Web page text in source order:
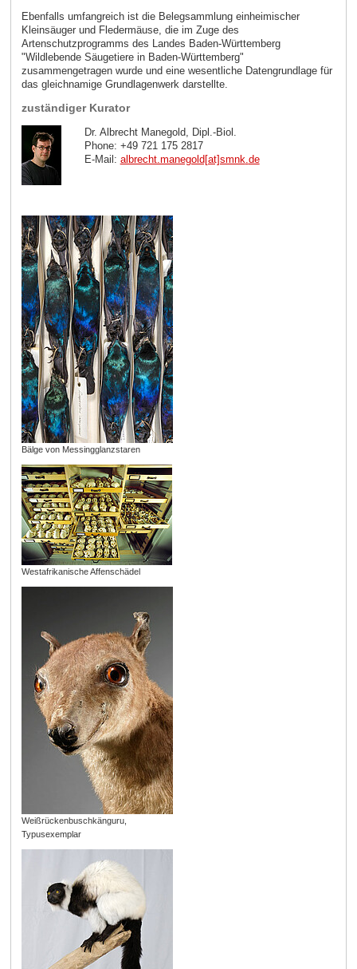
Ebenfalls umfangreich ist die Belegsammlung einheimischer
Kleinsäuger und Fledermäuse, die im Zuge des
Artenschutzprogramms des Landes Baden-Württemberg
"Wildlebende Säugetiere in Baden-Württemberg"
zusammengetragen wurde und eine wesentliche Datengrundlage für
das gleichnamige Grundlagenwerk darstellte.
zuständiger Kurator
Dr. Albrecht Manegold, Dipl.-Biol.
Phone: +49 721 175 2817
E-Mail: albrecht.manegold[at]smnk.de
Bälge von Messingglanzstaren
Westafrikanische Affenschädel
Weißrückenbuschkänguru,
Typusexemplar